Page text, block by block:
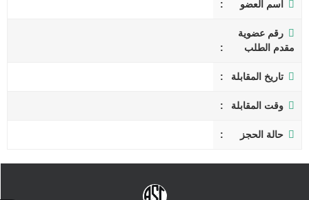
اسم العضو
رقم عضوية
مقدم الطلب
تاريخ المقابلة
وقت المقابلة
حالة الحجز